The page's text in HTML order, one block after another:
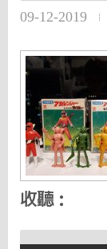
09-12-2019
收聽：